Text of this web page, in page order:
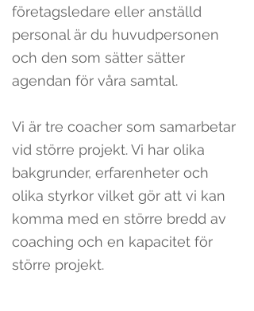
företagsledare eller anställd
personal är du huvudpersonen
och den som sätter sätter
agendan för våra samtal.
Vi är tre coacher som samarbetar
vid större projekt. Vi har olika
bakgrunder, erfarenheter och
olika styrkor vilket gör att vi kan
komma med en större bredd av
coaching och en kapacitet för
större projekt.